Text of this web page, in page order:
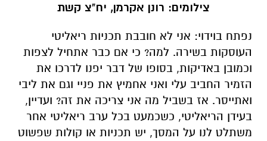
צילומים: רונן אקרמן, יח"צ קשת
נפתח בוידוי: אני לא חובבת תכניות ריאליטי
העוסקות בשירה. למה? כי אם כבר אתחיל לצפות
וכמובן באדיקות, בסופו של דבר יפנו לדרכו את
הזמיר החביב עלי ואני אחמיץ את פניי וגם את ליבי
ואתייסר. אז בשביל מה אני צריכה את זה? ועדיין,
בעידן הריאליטי, כשכמעט בכל ערב ריאליטי אחר
משתלט לנו על המסך, יש תכניות או קולות שפשוט